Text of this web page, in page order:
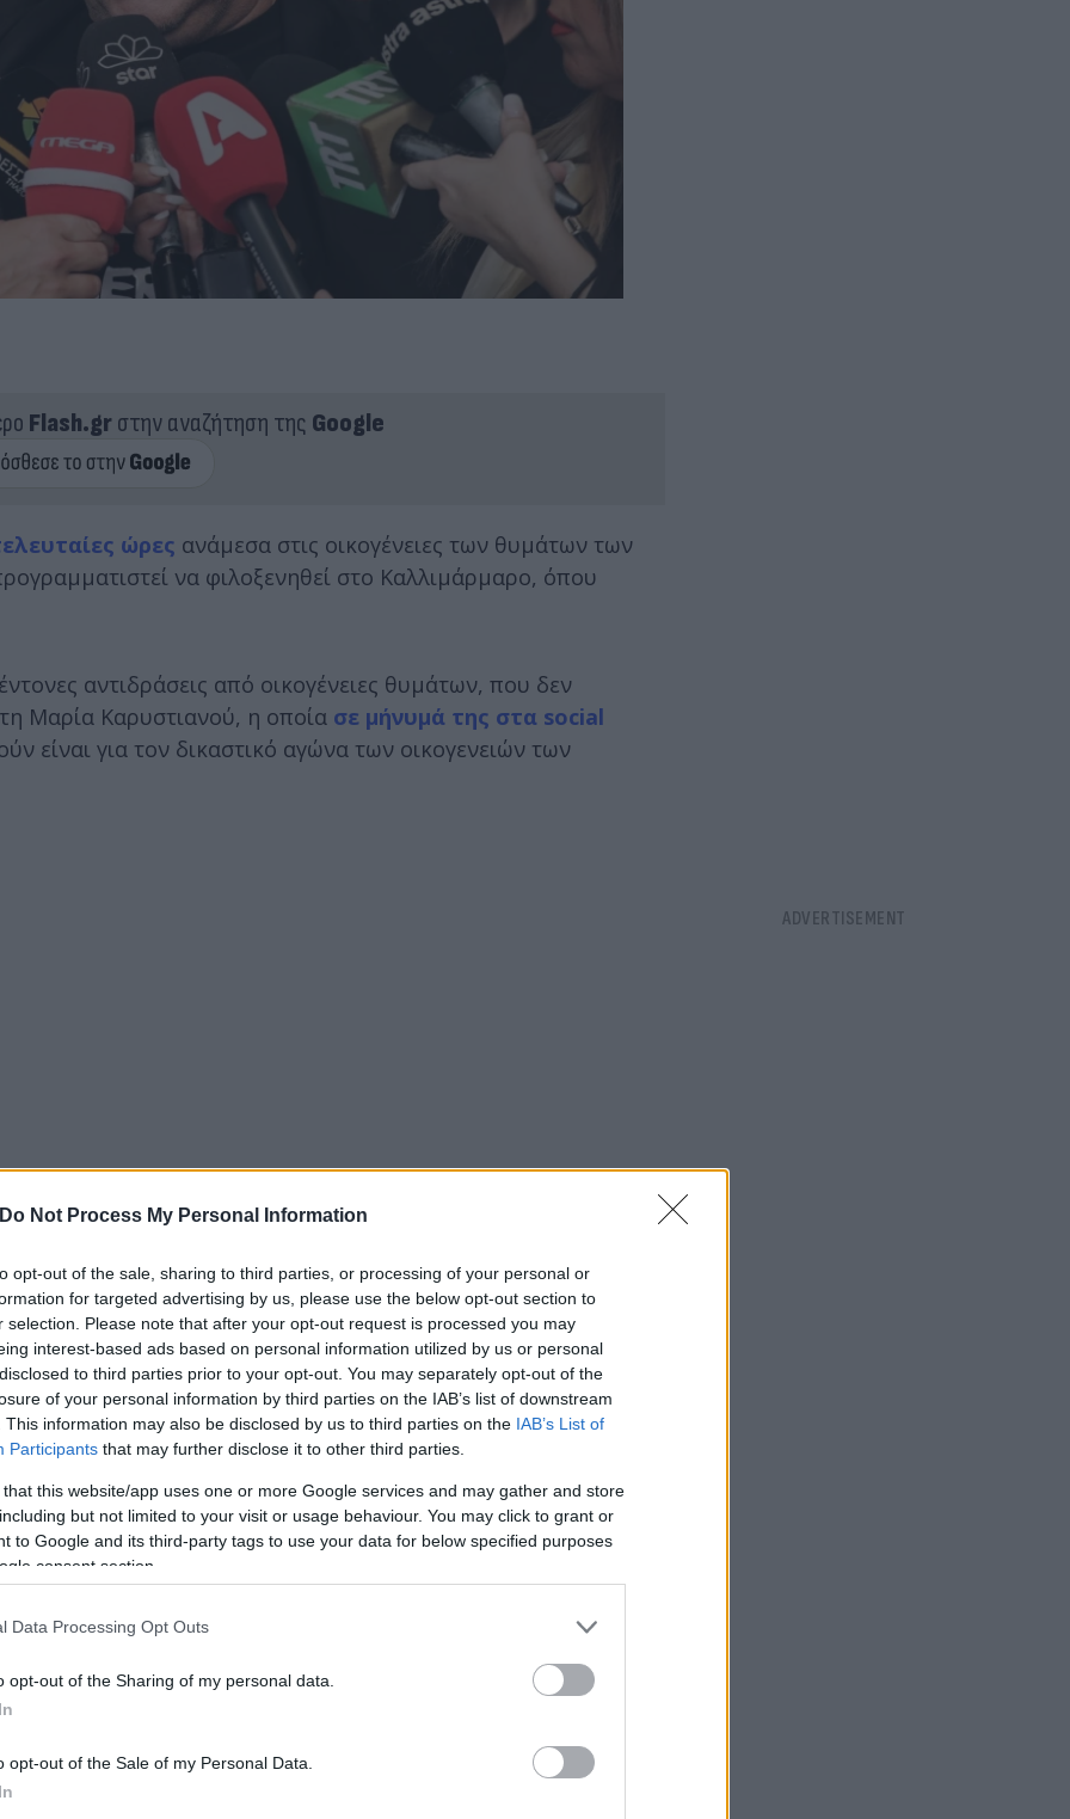
Do Not Process My Personal Information
opt-out of the sale, sharing to third parties, or processing of your personal or
for targeted advertising by us, please use the below opt-out section to
selection. Please note that after your opt-out request is processed you may
interest-based ads based on personal information utilized by us or personal
to third parties prior to your opt-out. You may separately opt-out of the
of your personal information by third parties on the IAB’s list of downstream
This information may also be disclosed by us to third parties on the IAB’s List of
Participants that may further disclose it to other third parties.
that this website/app uses one or more Google services and may gather and store
but not limited to your visit or usage behaviour. You may click to grant or
to Google and its third-party tags to use your data for below specified purposes
consent section.
Data Processing Opt Outs
opt-out of the Sharing of my personal data.
opt-out of the Sale of my Personal Data.
Flash.grστην αναζήτηση της Google
ώρες ανάμεσα στις οικογένειες των θυμάτων των
να φιλοξενηθεί στο Καλλιμάρμαρο, όπου
αντιδράσεις από οικογένειες θυμάτων, που δεν
Μαρία Καρυστιανού, η οποία σε μήνυμά της στα social
είναι για τον δικαστικό αγώνα των οικογενειών των